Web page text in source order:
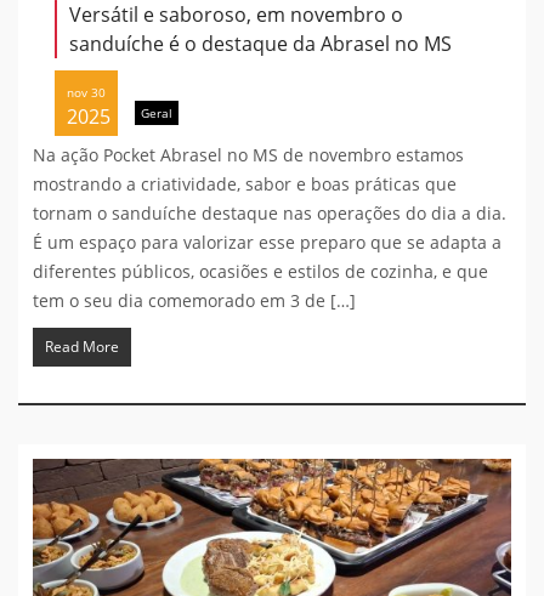
Versátil e saboroso, em novembro o
sanduíche é o destaque da Abrasel no MS
nov 30
2025 Geral
Na ação Pocket Abrasel no MS de novembro estamos
mostrando a criatividade, sabor e boas práticas que
tornam o sanduíche destaque nas operações do dia a dia.
É um espaço para valorizar esse preparo que se adapta a
diferentes públicos, ocasiões e estilos de cozinha, e que
tem o seu dia comemorado em 3 de […]
Read More